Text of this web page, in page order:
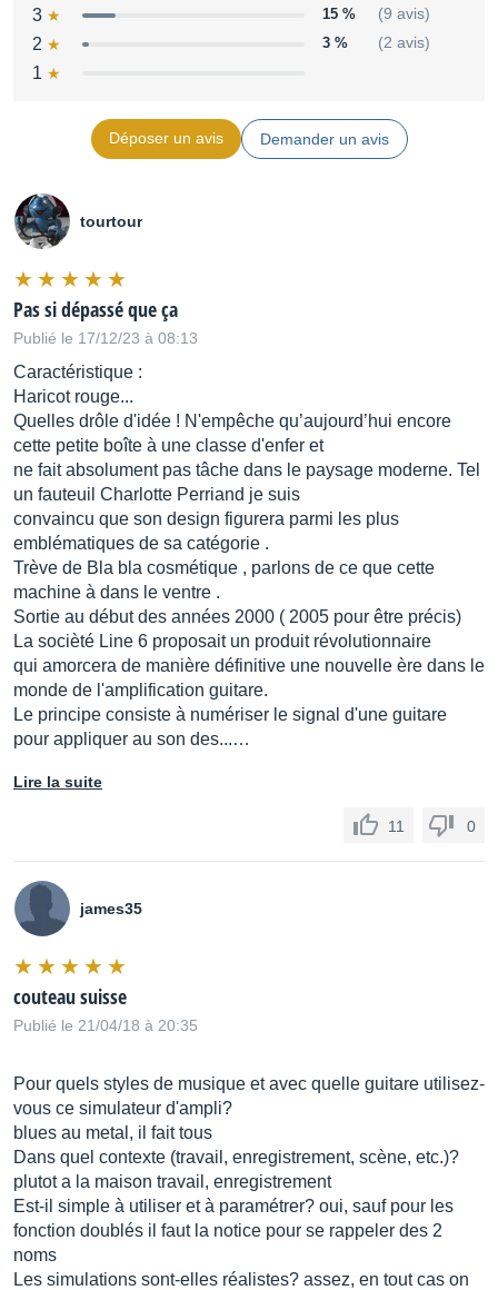
3 15 % (9 avis)
2 3 % (2 avis)
1
Déposer un avis Demander un avis
tourtour
Pas si dépassé que ça
Publié le 17/12/23 à 08:13
Caractéristique :
Haricot rouge...
Quelles drôle d'idée ! N'empêche qu’aujourd’hui encore
cette petite boîte à une classe d'enfer et
ne fait absolument pas tâche dans le paysage moderne. Tel
un fauteuil Charlotte Perriand je suis
convaincu que son design figurera parmi les plus
emblématiques de sa catégorie .
Trève de Bla bla cosmétique , parlons de ce que cette
machine à dans le ventre .
Sortie au début des années 2000 ( 2005 pour être précis)
La socièté Line 6 proposait un produit révolutionnaire
qui amorcera de manière définitive une nouvelle ère dans le
monde de l'amplification guitare.
Le principe consiste à numériser le signal d'une guitare
pour appliquer au son des...…
Lire la suite
11 0
james35
couteau suisse
Publié le 21/04/18 à 20:35
Pour quels styles de musique et avec quelle guitare utilisez-
vous ce simulateur d'ampli?
blues au metal, il fait tous
Dans quel contexte (travail, enregistrement, scène, etc.)?
plutot a la maison travail, enregistrement
Est-il simple à utiliser et à paramétrer? oui, sauf pour les
fonction doublés il faut la notice pour se rappeler des 2
noms
Les simulations sont-elles réalistes? assez, en tout cas on